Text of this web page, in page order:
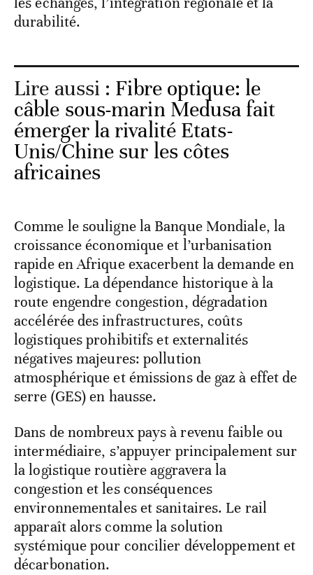
durabilité.
Lire aussi : Fibre optique: le
câble sous-marin Medusa fait
émerger la rivalité Etats-
Unis/Chine sur les côtes
africaines
Comme le souligne la Banque Mondiale, la
croissance économique et l’urbanisation
rapide en Afrique exacerbent la demande en
logistique. La dépendance historique à la
route engendre congestion, dégradation
accélérée des infrastructures, coûts
logistiques prohibitifs et externalités
négatives majeures: pollution
atmosphérique et émissions de gaz à effet de
serre (GES) en hausse.
Dans de nombreux pays à revenu faible ou
intermédiaire, s’appuyer principalement sur
la logistique routière aggravera la
congestion et les conséquences
environnementales et sanitaires. Le rail
apparaît alors comme la solution
systémique pour concilier développement et
décarbonation.